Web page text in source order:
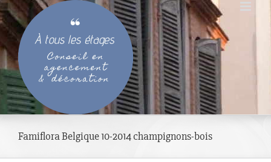
Passer
au
contenu
Famiflora Belgique 10-2014 champignons-bois